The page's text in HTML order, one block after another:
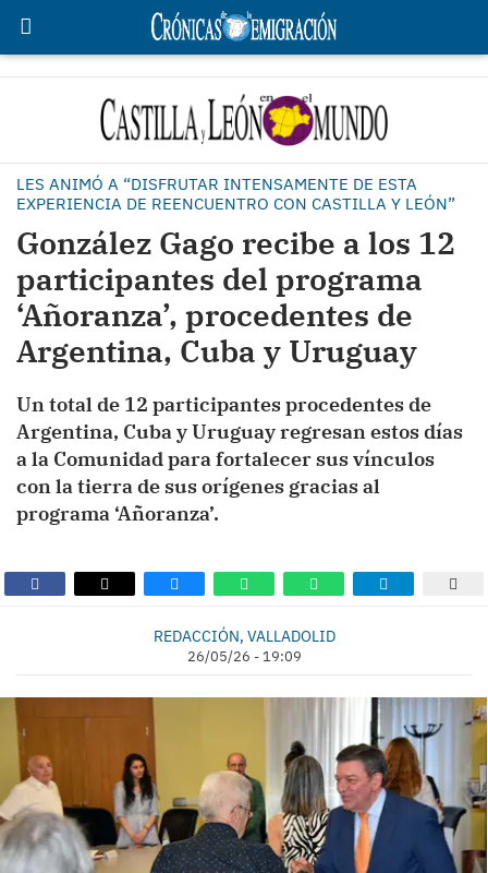
LES ANIMÓ A “DISFRUTAR INTENSAMENTE DE ESTA
EXPERIENCIA DE REENCUENTRO CON CASTILLA Y LEÓN”
González Gago recibe a los 12
participantes del programa
‘Añoranza’, procedentes de
Argentina, Cuba y Uruguay
Un total de 12 participantes procedentes de
Argentina, Cuba y Uruguay regresan estos días
a la Comunidad para fortalecer sus vínculos
con la tierra de sus orígenes gracias al
programa ‘Añoranza’.
REDACCIÓN, VALLADOLID
26/05/26 - 19:09